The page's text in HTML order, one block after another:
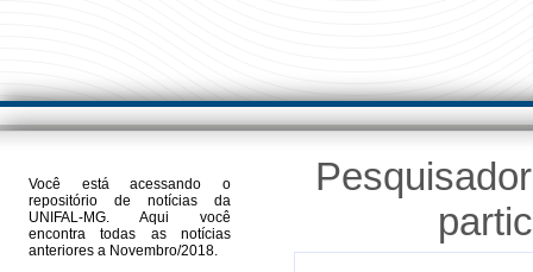
Você está acessando o
repositório de notícias da
UNIFAL-MG. Aqui você
encontra todas as notícias
anteriores a Novembro/2018.